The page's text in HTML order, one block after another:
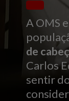
A OMS
de
Carlos
sentir